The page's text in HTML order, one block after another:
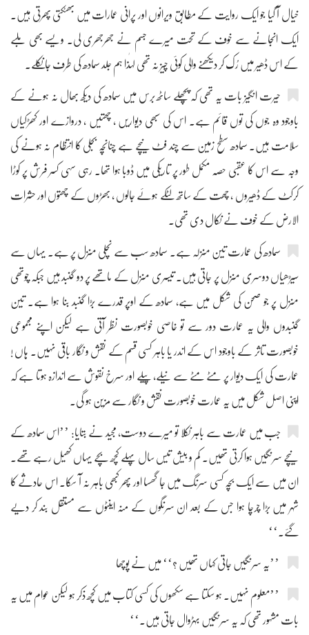
خیال آ گیا جو ایک روایت کے مطابق ویرانوں اور پرانی عمارات میں بھٹکتی پھرتی ہیں۔
ایک انجانے سے خوف کے تحت میرے جسم نے جھرجھری لی۔ ویسے بھی ملبے
کے اس ڈھیر میں رُک کر دیکھنے والی کوئی چیز نہ تھی لہٰذا ہم جلد سمادھ کی طرف جا نکلے۔
حیرت انگیز بات یہ تھی کہ پچھلے ساٹھ برس میں سمادھ کی دیکھ بھال نہ ہونے کے
باوجود وہ جوں کی توں قائم ہے۔ اس کی سبھی دیواریں ، چھتیں ، دروازے اور کھڑکیاں
سلامت ہیں۔ سمادھ سطح زمین سے چند فٹ نیچے ہے چنانچہ بجلی کا انتظام نہ ہونے کی
وجہ سے اس کا عقبی حصہ مکمل طور پر تاریکی میں ڈوبا ہوا تھا۔ رہی سہی کسر فرش پر کوڑا
کرکٹ کے ڈھیروں ، چھت کے ساتھ لٹکے ہوئے جالوں ، بھڑوں کے چھتوں اور حشرات
الارض کے خوف نے نکال دی تھی۔
سمادھ کی عمارت تین منزلہ ہے۔ سمادھ سب سے نچلی منزل پر ہے۔ یہاں سے
سیڑھیاں دوسری منزل پر جاتی ہیں۔ تیسری منزل کے ماتھے پر دو گنبد ہیں جبکہ چوتھی
منزل پر جو صحن کی شکل میں ہے، سمادھ کے اوپر قدرے بڑا گنبد بنا ہوا ہے۔ تین
گنبدوں والی یہ عمارت دور سے تو خاصی خوبصورت نظر آتی ہے لیکن اپنے مجموعی
خوبصورت تاثر کے باوجود اس کے اندر یا باہر کسی قسم کے نقش و نگار باقی نہیں۔ ہاں !
عمارت کی ایک دیوار پر مٹے مٹے سے نیلے، پیلے اور سرخ نقوش سے اندازہ ہوتا ہے کہ
اپنی اصل شکل میں یہ عمارت خوبصورت نقش و نگار سے مزین ہو گی۔
جب میں عمارت سے باہر نکلا تو میرے دوست، مجید نے بتایا: ’’اس سمادھ کے
نیچے سرنگیں ہوا کرتی تھیں۔ کم و بیش تیس سال پہلے کچھ بچے یہاں کھیل رہے تھے۔
ان میں سے ایک بچہ کسی سرنگ میں جا گھسا اور پھر کبھی باہر نہ آ سکا۔ اس حادثے کا
شہر میں بڑا چرچا ہوا جس کے بعد ان سرنگوں کے منہ اینٹوں سے مستقل بند کر دیے
گئے۔‘‘
’’یہ سرنگیں جاتی کہاں تھیں ؟‘‘ میں نے پوچھا
’’معلوم نہیں۔ ہو سکتا ہے سکھوں کی کسی کتاب میں کچھ ذکر ہو لیکن عوام میں یہ
بات مشہور تھی کہ یہ سرنگیں بہڑوال جاتی ہیں۔‘‘